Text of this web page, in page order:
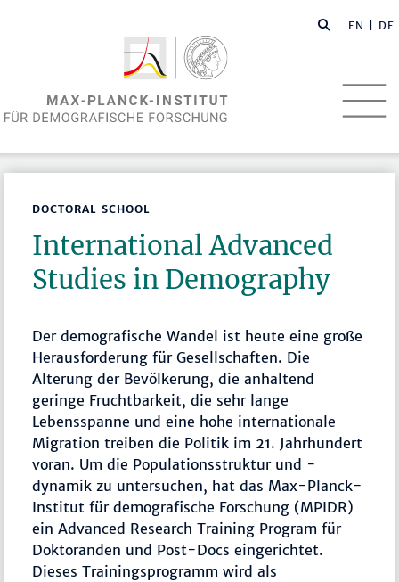
EN | DE
DOCTORAL SCHOOL
International Advanced
Studies in Demography
Der demografische Wandel ist heute eine große
Herausforderung für Gesellschaften. Die
Alterung der Bevölkerung, die anhaltend
geringe Fruchtbarkeit, die sehr lange
Lebensspanne und eine hohe internationale
Migration treiben die Politik im 21. Jahrhundert
voran. Um die Populationsstruktur und -
dynamik zu untersuchen, hat das Max-Planck-
Institut für demografische Forschung (MPIDR)
ein Advanced Research Training Program für
Doktoranden und Post-Docs eingerichtet.
Dieses Trainingsprogramm wird als